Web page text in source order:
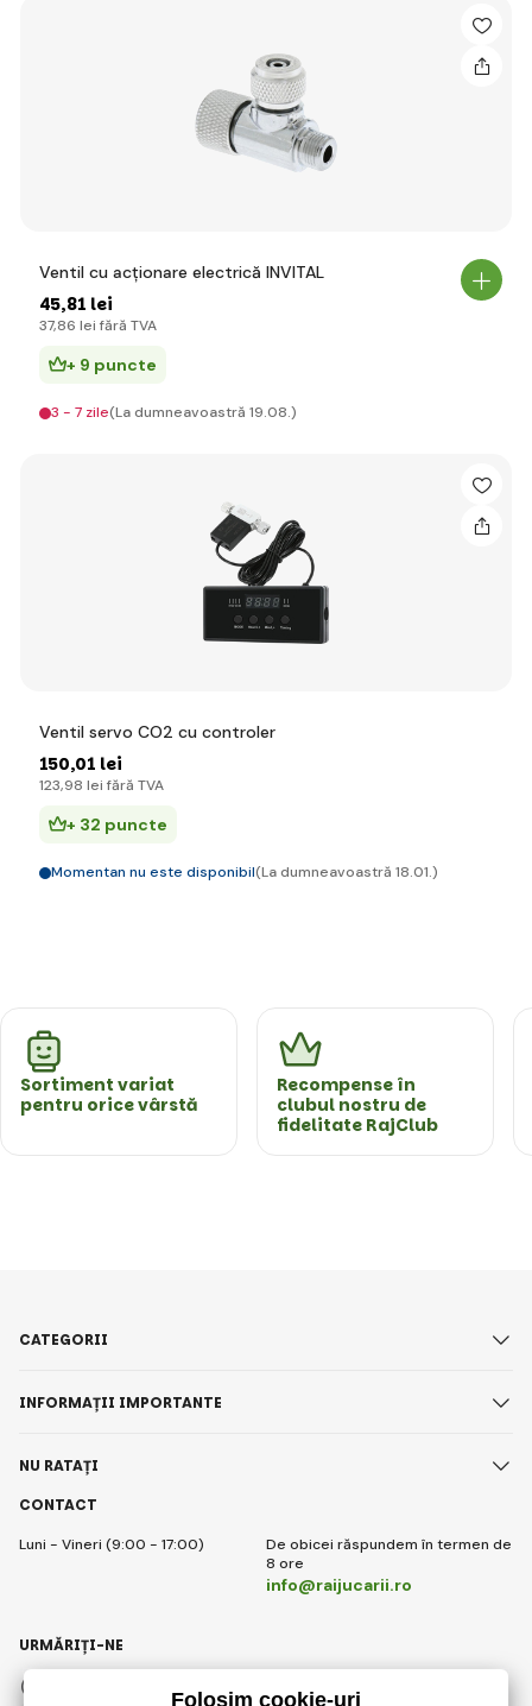
Ventil cu acționare electrică INVITAL
45,81 lei
37,86 lei fără TVA
+ 9 puncte
3 - 7 zile(La dumneavoastră 19.08.)
Ventil servo CO2 cu controler
150,01 lei
123,98 lei fără TVA
+ 32 puncte
Momentan nu este disponibil(La dumneavoastră 18.01.)
Sortiment variat
pentru orice vârstă
Recompense în
clubul nostru de
fidelitate RajClub
CONTACT
Luni - Vineri (9:00 - 17:00)
De obicei răspundem în termen de
8 ore
info@raijucarii.ro
CATEGORII
INFORMAȚII IMPORTANTE
NU RATAȚI
URMĂRIȚI-NE
Instagram